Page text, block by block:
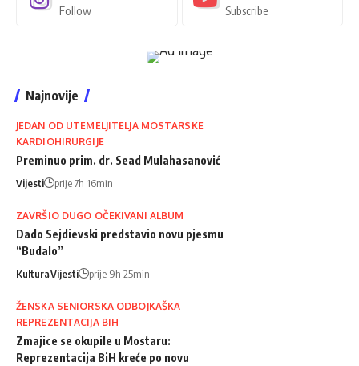
Follow Subscribe
Najnovije
JEDAN OD UTEMELJITELJA MOSTARSKE
KARDIOHIRURGIJE
Preminuo prim. dr. Sead Mulahasanović
Vijesti prije 7h 16min
ZAVRŠIO DUGO OČEKIVANI ALBUM
Dado Sejdievski predstavio novu pjesmu
“Budalo”
KulturaVijesti prije 9h 25min
ŽENSKA SENIORSKA ODBOJKAŠKA
REPREZENTACIJA BIH
Zmajice se okupile u Mostaru:
Reprezentacija BiH kreće po novu